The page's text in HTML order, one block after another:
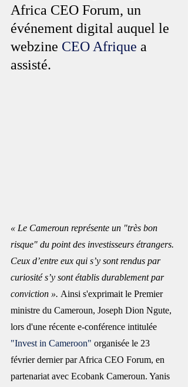
Africa CEO Forum, un
événement digital auquel le
webzine CEO Afrique a
assisté.
« Le Cameroun représente un "très bon
risque" du point des investisseurs étrangers.
Ceux d’entre eux qui s’y sont rendus par
curiosité s’y sont établis durablement par
conviction ». Ainsi s'exprimait le Premier
ministre du Cameroun, Joseph Dion Ngute,
lors d'une récente e-conférence intitulée
"Invest in Cameroon" organisée le 23
février dernier par Africa CEO Forum, en
partenariat avec Ecobank Cameroun. Yanis